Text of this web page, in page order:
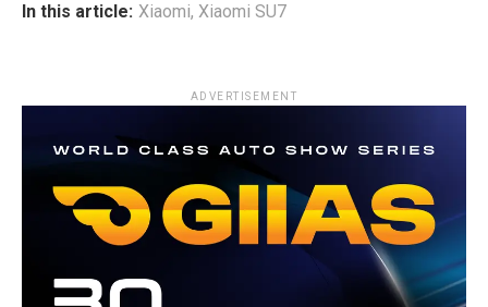
In this article: Xiaomi, Xiaomi SU7
ADVERTISEMENT